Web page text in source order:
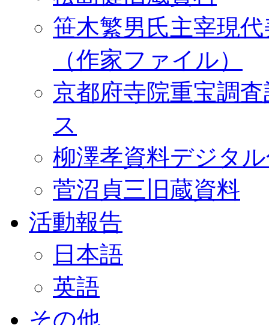
笹木繁男氏主宰現
（作家ファイル）
京都府寺院重宝調
ス
柳澤孝資料デジタ
菅沼貞三旧蔵資料
活動報告
日本語
英語
その他